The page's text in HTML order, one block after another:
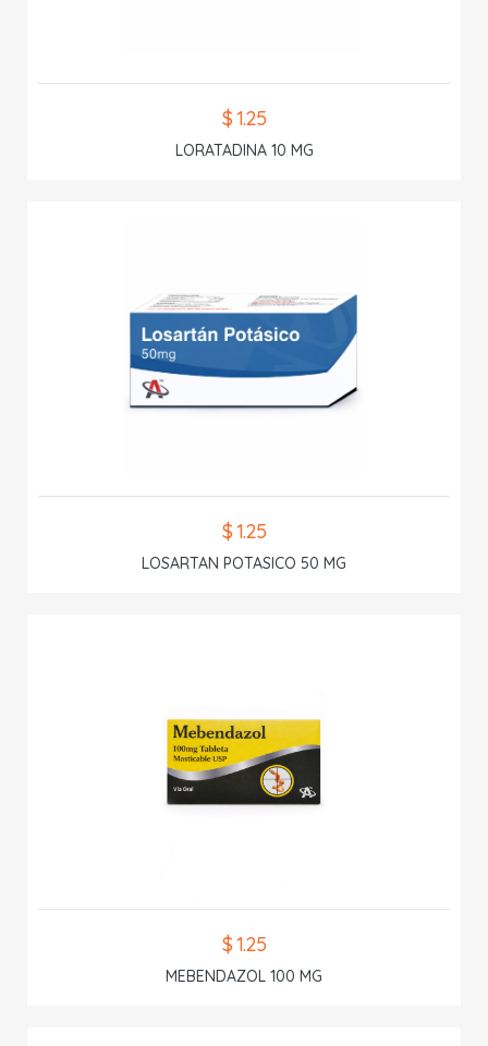
$ 1.25
LORATADINA 10 MG
$ 1.25
LOSARTAN POTASICO 50 MG
$ 1.25
MEBENDAZOL 100 MG